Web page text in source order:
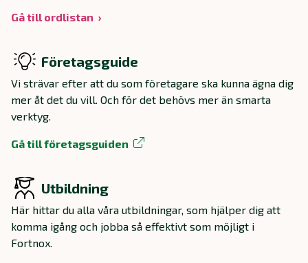
Gå till ordlistan
Företagsguide
Vi strävar efter att du som företagare ska kunna ägna dig
mer åt det du vill. Och för det behövs mer än smarta
verktyg.
Gå till företagsguiden
Utbildning
Här hittar du alla våra utbildningar, som hjälper dig att
komma igång och jobba så effektivt som möjligt i
Fortnox.